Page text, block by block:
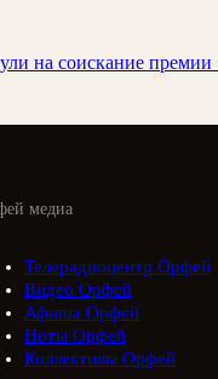
на соискание
медиа
Телерадиоцентр Орфей
Видео Орфей
Афиша Орфей
Ноты Орфей
Коллективы Орфей